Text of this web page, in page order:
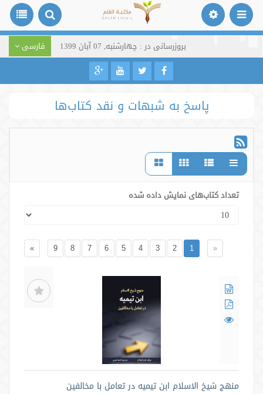
بروزرسانی در : چهارشنبه, 07 آبان 1399 فارسی
پاسخ به شبهات و نقد کتاب‌ها
تعداد کتاب‌های نمایش داده شده
«
1
2
3
4
5
6
7
8
9
»
منهج شیخ الاسلام ابن تیمیه در تعامل با مخالفین